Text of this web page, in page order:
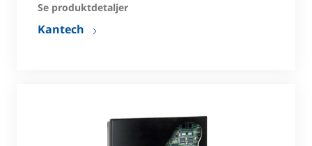
Se produktdetaljer
Kantech